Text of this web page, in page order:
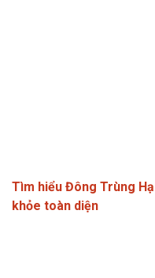
Tìm hiểu Đông Trùng
khỏe toàn diện